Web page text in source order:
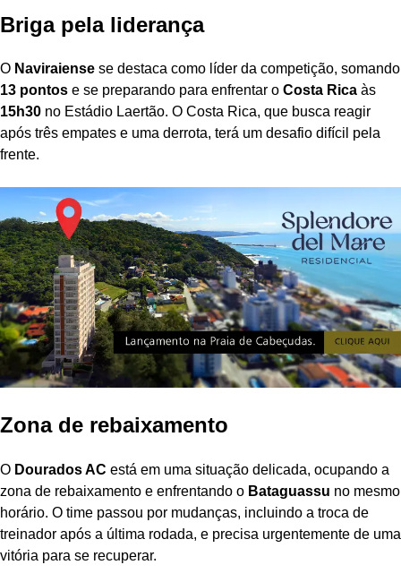
Briga pela liderança
O Naviraiense se destaca como líder da competição, somando
13 pontos e se preparando para enfrentar o Costa Rica às
15h30 no Estádio Laertão. O Costa Rica, que busca reagir
após três empates e uma derrota, terá um desafio difícil pela
frente.
Zona de rebaixamento
O Dourados AC está em uma situação delicada, ocupando a
zona de rebaixamento e enfrentando o Bataguassu no mesmo
horário. O time passou por mudanças, incluindo a troca de
treinador após a última rodada, e precisa urgentemente de uma
vitória para se recuperar.